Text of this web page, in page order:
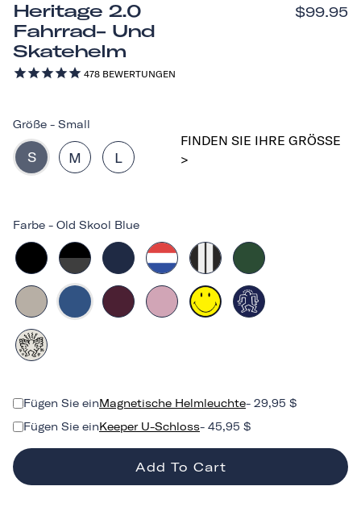
Heritage 2.0
Fahrrad- Und
Skatehelm
478 BEWERTUNGEN
$99.95
Farbe - Old Skool Blue
Größe - Small
S M L
FINDEN SIE IHRE GRÖSSE >
Fügen Sie einMagnetische Helmleuchte- 29,95 $
Fügen Sie einKeeper U-Schloss- 45,95 $
Add To Cart